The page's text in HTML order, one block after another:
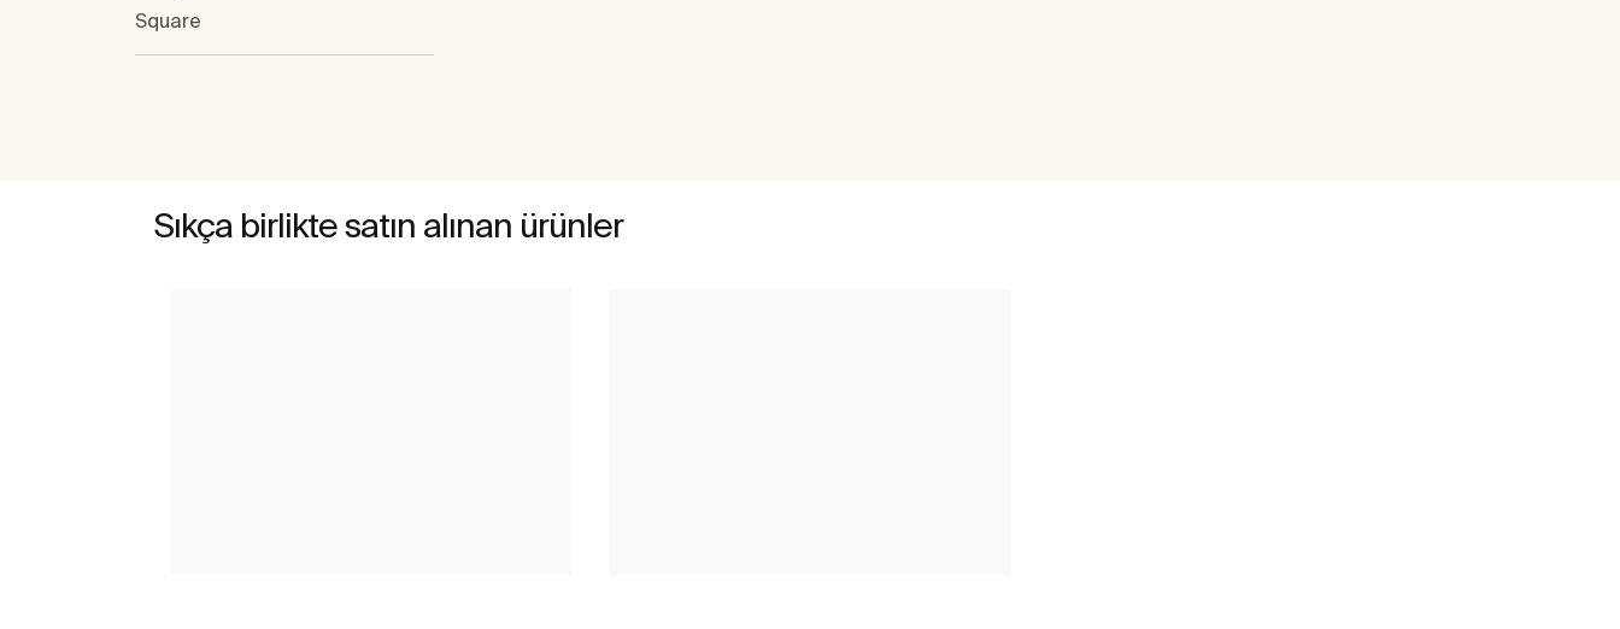
Square
Sıkça birlikte satın alınan ürünler